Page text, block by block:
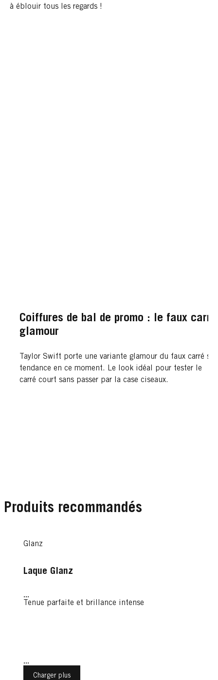
à éblouir tous les regards !
Coiffures de bal de promo : le faux carré
glamour
Taylor Swift porte une variante glamour du faux carré si
tendance en ce moment. Le look idéal pour tester le
carré court sans passer par la case ciseaux.
Produits recommandés
Glanz
Laque Glanz
...
Tenue parfaite et brillance intense
...
Charger plus